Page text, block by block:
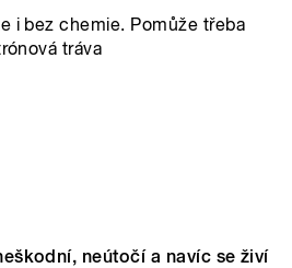
i bez chemie. Pomůže třeba
tráva
neútočí a navíc se živí